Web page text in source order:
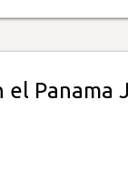
Panama